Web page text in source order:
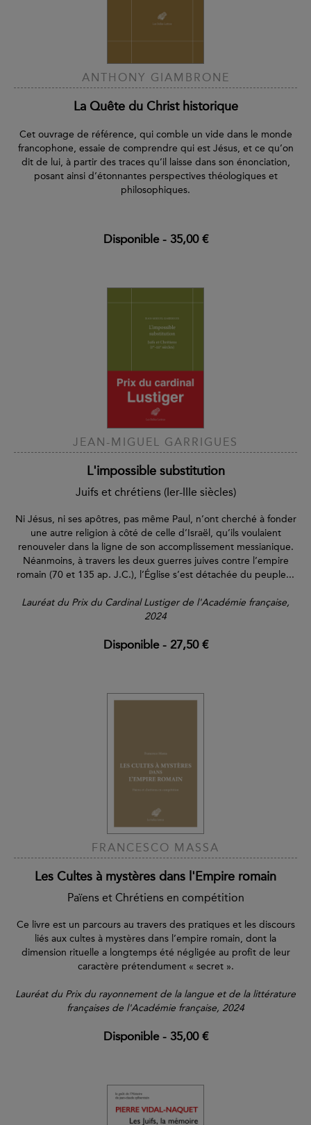
ANTHONY GIAMBRONE
La Quête du Christ historique
Cet ouvrage de référence, qui comble un vide dans le monde
francophone, essaie de comprendre qui est Jésus, et ce qu’on
dit de lui, à partir des traces qu’il laisse dans son énonciation,
posant ainsi d’étonnantes perspectives théologiques et
philosophiques.
Disponible- 35,00 €
JEAN-MIGUEL GARRIGUES
L'impossible substitution
Juifs et chrétiens (Ier-IIIe siècles)
Ni Jésus, ni ses apôtres, pas même Paul, n’ont cherché à fonder
une autre religion à côté de celle d’Israël, qu’ils voulaient
renouveler dans la ligne de son accomplissement messianique.
Néanmoins, à travers les deux guerres juives contre l’empire
romain (70 et 135 ap. J.C.), l’Église s’est détachée du peuple...
Lauréat du Prix du Cardinal Lustiger de l'Académie française,
2024
Disponible- 27,50 €
FRANCESCO MASSA
Les Cultes à mystères dans l'Empire romain
Païens et Chrétiens en compétition
Ce livre est un parcours au travers des pratiques et les discours
liés aux cultes à mystères dans l’empire romain, dont la
dimension rituelle a longtemps été négligée au profit de leur
caractère prétendument « secret ».
Lauréat du Prix du rayonnement de la langue et de la littérature
françaises de l'Académie française, 2024
Disponible- 35,00 €